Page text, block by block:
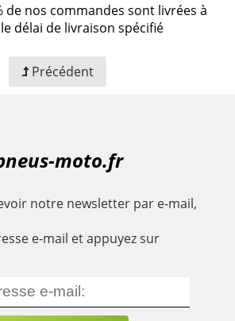
de nos commandes sont livrées à
délai de livraison spécifié
Précédent
moto.fr
notre newsletter par e-mail,
e-mail et appuyez sur